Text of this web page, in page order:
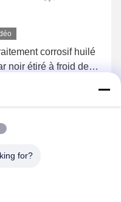
corrosif huilé
noir étiré à froid de
Causez Maintenant
for?